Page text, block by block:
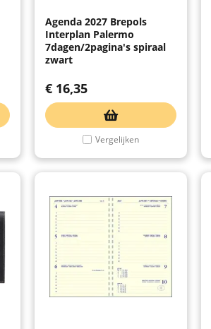
Agenda 2027 Brepols
Interplan Palermo
7dagen/2pagina's spiraal
zwart
€ 16,35
Vergelijken